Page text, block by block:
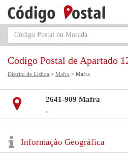
Código Postal de Apartado
Distrito de Lisboa > Mafra > Mafra
2641-909 Mafra
,
Informação Geográfica